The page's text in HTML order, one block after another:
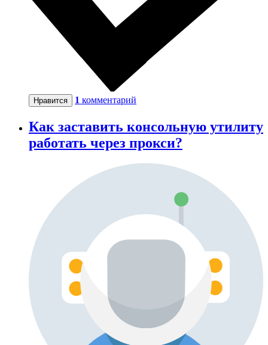
Нравится 1 комментарий
Как заставить консольную утилиту
работать через прокси?